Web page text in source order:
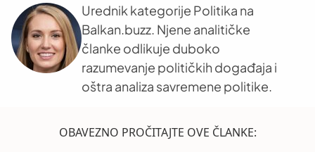
Urednik kategorije Politika na
Balkan.buzz. Njene analitičke
članke odlikuje duboko
razumevanje političkih događaja i
oštra analiza savremene politike.
OBAVEZNO PROČITAJTE OVE ČLANKE: